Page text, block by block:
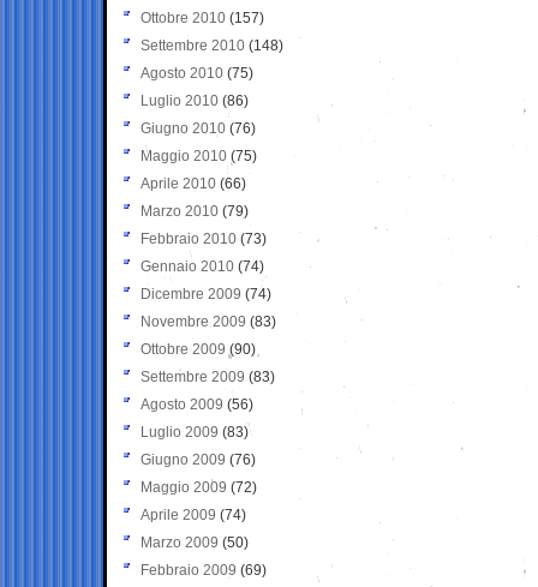
Ottobre 2010 (157)
Settembre 2010 (148)
Agosto 2010 (75)
Luglio 2010 (86)
Giugno 2010 (76)
Maggio 2010 (75)
Aprile 2010 (66)
Marzo 2010 (79)
Febbraio 2010 (73)
Gennaio 2010 (74)
Dicembre 2009 (74)
Novembre 2009 (83)
Ottobre 2009 (90)
Settembre 2009 (83)
Agosto 2009 (56)
Luglio 2009 (83)
Giugno 2009 (76)
Maggio 2009 (72)
Aprile 2009 (74)
Marzo 2009 (50)
Febbraio 2009 (69)